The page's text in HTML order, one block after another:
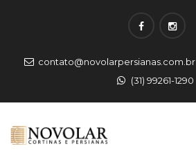
contato@novolarpersianas.com.br
(31) 99261-1290